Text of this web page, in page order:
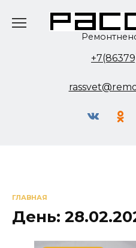
ГЛАВНАЯ
День: